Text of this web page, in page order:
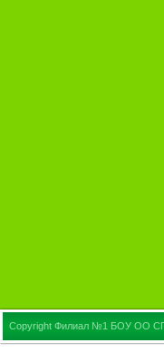
Copyright Филиал №1 БОУ ОО